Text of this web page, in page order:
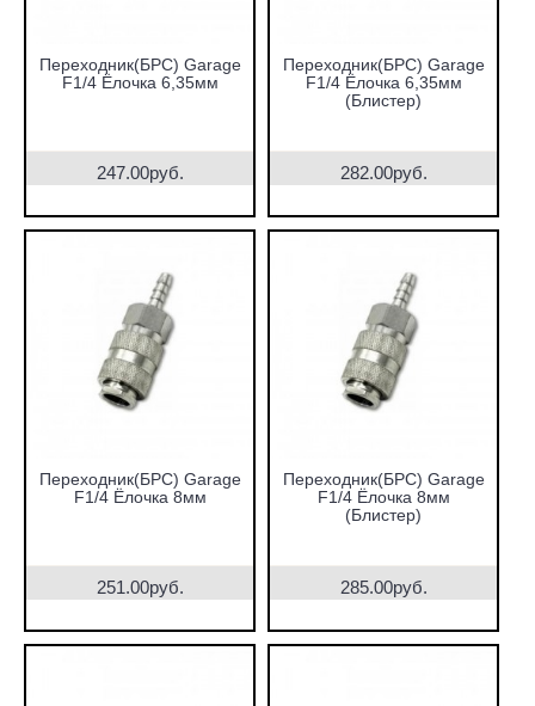
Переходник(БРС) Garage
F1/4 Ёлочка 6,35мм
247.00руб.
Переходник(БРС) Garage
F1/4 Ёлочка 6,35мм
(Блистер)
282.00руб.
Переходник(БРС) Garage
F1/4 Ёлочка 8мм
251.00руб.
Переходник(БРС) Garage
F1/4 Ёлочка 8мм
(Блистер)
285.00руб.